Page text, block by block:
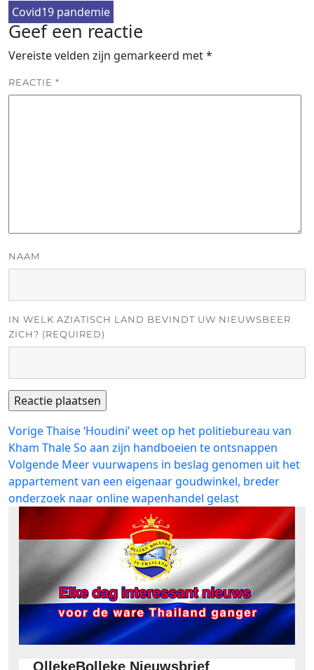
Covid19 pandemie
Geef een reactie
Vereiste velden zijn gemarkeerd met*
REACTIE *
NAAM
IN WELK AZIATISCH LAND BEVINDT UW NIEUWSBEER
ZICH? (REQUIRED)
Bericht
navigatie
VorigeVorig
bericht:
Thaise ‘Houdini’ weet op het politiebureau van
Kham Thale So aan zijn handboeien te ontsnappen
Volgende Volgend
bericht:
Meer vuurwapens in beslag genomen uit het
appartement van een eigenaar goudwinkel, breder
onderzoek naar online wapenhandel gelast
OllekeBolleke Nieuwsbrief